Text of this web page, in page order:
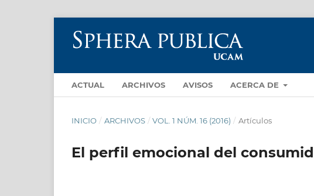
ACTUAL ARCHIVOS AVISOS ACERCA DE
INICIO / ARCHIVOS / VOL. 1 NÚM. 16 (2016) / Artículos
El perfil emocional del